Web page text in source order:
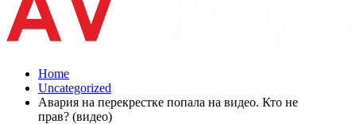
Home
Uncategorized
Авария на перекрестке попала на видео. Кто не
прав? (видео)